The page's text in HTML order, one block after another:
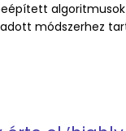
módszerhez
–